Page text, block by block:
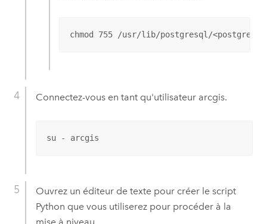
chmod 755 /usr/lib/postgresql/
Connectez-vous en tant qu'utilisateur arcgis.
su - arcgis
Ouvrez un éditeur de texte pour créer le script
Python que vous utiliserez pour procéder à la